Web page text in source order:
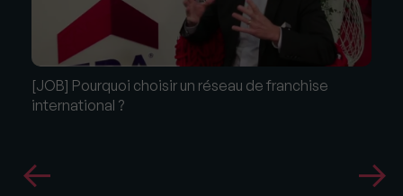
[JOB] Pourquoi choisir un réseau de franchise
international ?